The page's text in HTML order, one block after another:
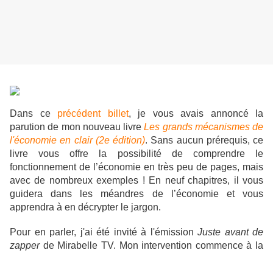
Dans ce précédent billet, je vous avais annoncé la
parution de mon nouveau livre Les grands mécanismes de
l'économie en clair (2e édition). Sans aucun prérequis, ce
livre vous offre la possibilité de comprendre le
fonctionnement de l’économie en très peu de pages, mais
avec de nombreux exemples ! En neuf chapitres, il vous
guidera dans les méandres de l’économie et vous
apprendra à en décrypter le jargon.
Pour en parler, j'ai été invité à l'émission Juste avant de
zapperde Mirabelle TV. Mon intervention commence à la